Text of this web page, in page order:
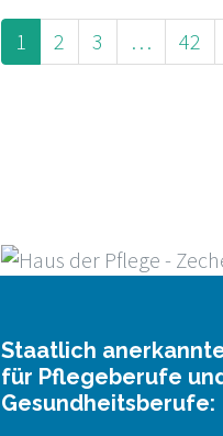
paging-
navigation
1 2 3 … 42
Staatlich
für Pflegeberufe
Gesundheitsberufe: